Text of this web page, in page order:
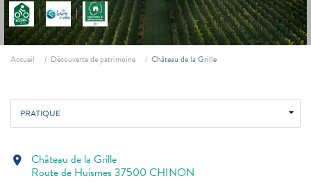
Fil d'ariane
Accueil Découverte de patrimoine Château de la Grille
PRATIQUE
location_on Château de la Grille
Route de Huismes 37500 CHINON